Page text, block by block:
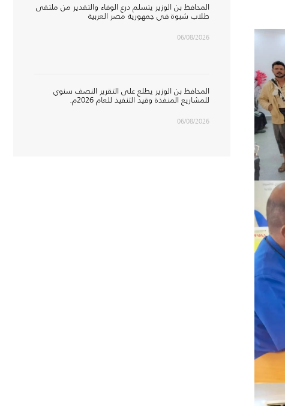
المحافظ بن الوزير يتسلم درع الوفاء والتقدير من ملتقى
طلاب شبوة في جمهورية مصر العربية
06/08/2026
المحافظ بن الوزير يطلع على التقرير النصف سنوي
للمشاريع المنفذة وقيد التنفيذ للعام 2026م.
06/08/2026